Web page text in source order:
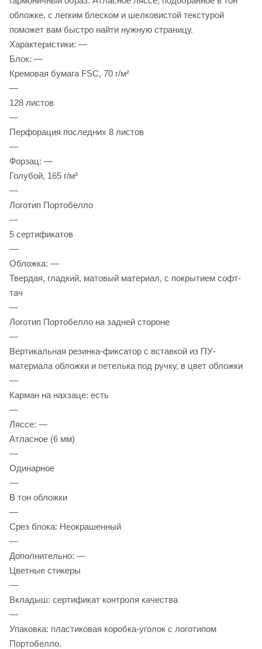
обложке, с легким блеском и шелковистой текстурой
поможет вам быстро найти нужную страницу.
Характеристики: —
Блок: —
Кремовая бумага FSC, 70 г/м²
—
128 листов
—
Перфорация последних 8 листов
—
Форзац: —
Голубой, 165 г/м²
—
Логотип Портобелло
—
5 сертификатов
—
Обложка: —
Твердая, гладкий, матовый материал, с покрытием софт-
тач
—
Логотип Портобелло на задней стороне
—
Вертикальная резинка-фиксатор с вставкой из ПУ-
материала обложки и петелька под ручку, в цвет обложки
—
Карман на нахзаце: есть
—
Ляссе: —
Атласное (6 мм)
—
Одинарное
—
В тон обложки
—
Срез блока: Неокрашенный
—
Дополнительно: —
Цветные стикеры
—
Вкладыш: сертификат контроля качества
—
Упаковка: пластиковая коробка-уголок с логотипом
Портобелло.